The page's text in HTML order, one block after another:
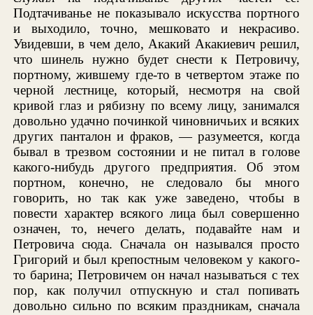
Подтачиванье не показывало искусства портного
и выходило, точно, мешковато и некрасиво.
Увидевши, в чем дело, Акакий Акакиевич решил,
что шинель нужно будет снести к Петровичу,
портному, жившему где-то в четвертом этаже по
черной лестнице, который, несмотря на свой
кривой глаз и рябизну по всему лицу, занимался
довольно удачно починкой чиновничьих и всяких
других панталон и фраков, — разумеется, когда
бывал в трезвом состоянии и не питал в голове
какого-нибудь другого предприятия. Об этом
портном, конечно, не следовало бы много
говорить, но так как уже заведено, чтобы в
повести характер всякого лица был совершенно
означен, то, нечего делать, подавайте нам и
Петровича сюда. Сначала он назывался просто
Григорий и был крепостным человеком у какого-
то барина; Петровичем он начал называться с тех
пор, как получил отпускную и стал попивать
довольно сильно по всяким праздникам, сначала